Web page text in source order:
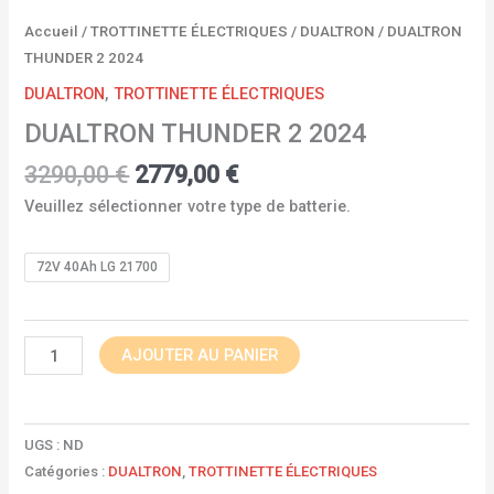
Accueil /TROTTINETTE ÉLECTRIQUES / DUALTRON / DUALTRON
THUNDER 2 2024
DUALTRON,TROTTINETTE ÉLECTRIQUES
DUALTRON THUNDER 2 2024
3290,00€ 2779,00 €
Veuillez sélectionner votre type de batterie.
72V 40Ah LG 21700
AJOUTER AU PANIER
UGS : ND
Catégories : DUALTRON ,TROTTINETTE ÉLECTRIQUES